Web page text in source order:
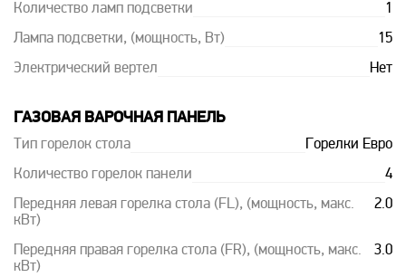
Количество ламп подсветки 1
Лампа подсветки, (мощность, Вт) 15
Электрический вертел Нет
ГАЗОВАЯ ВАРОЧНАЯ ПАНЕЛЬ
Тип горелок стола Горелки Евро
Количество горелок панели 4
Передняя левая горелка стола (FL), (мощность, макс.
кВт)
2.0
Передняя правая горелка стола (FR), (мощность, макс.
кВт)
3.0